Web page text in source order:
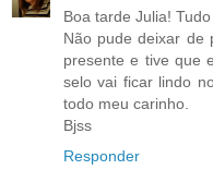
Boa tarde Julia!
Não pude deixar de
presente e tive que
selo vai ficar lindo
todo meu carinho.
Bjss
Responder